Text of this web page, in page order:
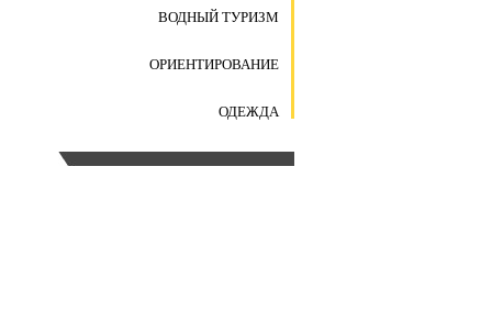
ВОДНЫЙ ТУРИЗМ
ОРИЕНТИРОВАНИЕ
ОДЕЖДА